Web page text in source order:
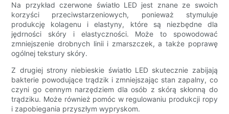
Na przykład czerwone światło LED jest znane ze swoich
korzyści przeciwstarzeniowych, ponieważ stymuluje
produkcję kolagenu i elastyny, które są niezbędne dla
jędrności skóry i elastyczności. Może to spowodować
zmniejszenie drobnych linii i zmarszczek, a także poprawę
ogólnej tekstury skóry.
Z drugiej strony niebieskie światło LED skutecznie zabijają
bakterie powodujące trądzik i zmniejszając stan zapalny, co
czyni go cennym narzędziem dla osób z skórą skłonną do
trądziku. Może również pomóc w regulowaniu produkcji ropy
i zapobiegania przyszłym wypryskom.